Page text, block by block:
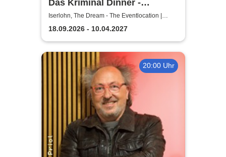
Das Kriminal Dinner -
Testament à la Carte
Iserlohn, The Dream - The Eventlocation |
Iserlohn
18.09.2026 - 10.04.2027
20:00 Uhr